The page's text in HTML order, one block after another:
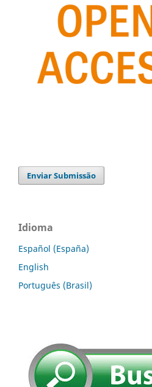
Enviar Submissão
Idioma
Español (España)
English
Português (Brasil)